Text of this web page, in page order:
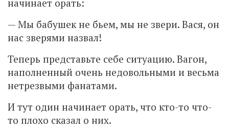
начинает орать:
— Мы бабушек не бьем, мы не звери. Вася, он
нас зверями назвал!
Теперь представьте себе ситуацию. Вагон,
наполненный очень недовольными и весьма
нетрезвыми фанатами.
И тут один начинает орать, что кто-то что-
то плохо сказал о них.